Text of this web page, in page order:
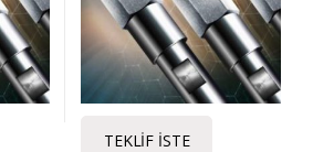
TEKLIF İSTE